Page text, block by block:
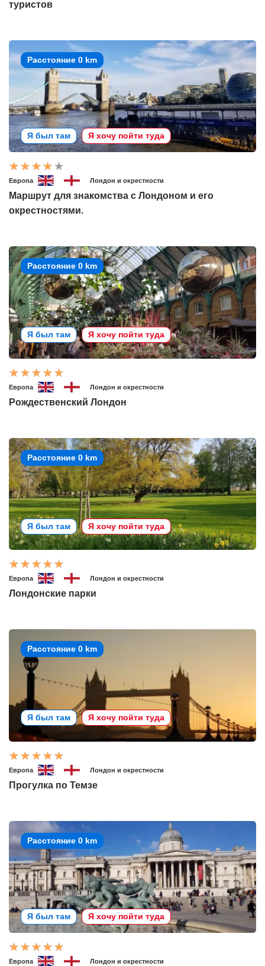
туристов
Расстояние 0 km
Я был там Я хочу пойти туда
Европа Лондон и окрестности
Маршрут для знакомства с Лондоном и его
окрестностями.
Расстояние 0 km
Я был там Я хочу пойти туда
Европа Лондон и окрестности
Рождественский Лондон
Расстояние 0 km
Я был там Я хочу пойти туда
Европа Лондон и окрестности
Лондонские парки
Расстояние 0 km
Я был там Я хочу пойти туда
Европа Лондон и окрестности
Прогулка по Темзе
Расстояние 0 km
Я был там Я хочу пойти туда
Европа Лондон и окрестности